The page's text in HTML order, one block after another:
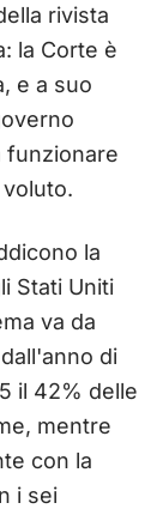
rivista
la Corte è
e a suo
funzionare
la
Stati Uniti
va da
di
il 42% delle
mentre
con la
i sei